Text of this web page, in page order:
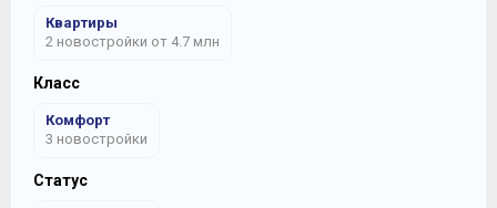
Квартиры
2 новостройки от 4.7 млн
Класс
Комфорт
3 новостройки
Статус